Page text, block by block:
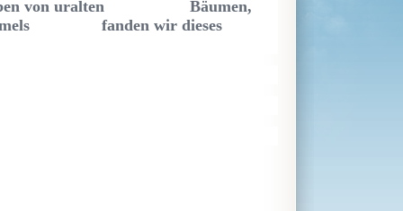
von uralten Bäumen,
fanden wir dieses